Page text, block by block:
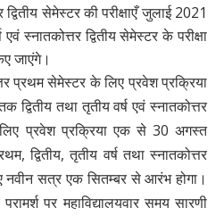
द्वितीय सेमेस्टर की परीक्षाएँ जुलाई 2021
स्नातकोत्तर द्वितीय सेमेस्टर के परीक्षा
जाएंगे।
प्रथम सेमेस्टर के लिए प्रवेश प्रक्रिया
तथा तृतीय वर्ष एवं स्नातकोत्तर
प्रवेश प्रक्रिया एक से 30 अगस्त
द्वितीय, तृतीय वर्ष तथा स्नातकोत्तर
सत्र एक सितम्बर से आरंभ होगा।
पर महाविद्यालयवार समय सारणी